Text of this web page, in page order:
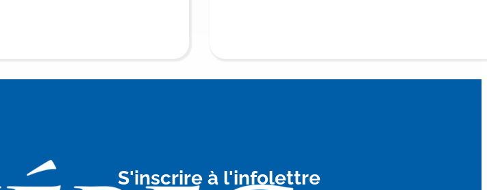
S'inscrire à l'infolettre